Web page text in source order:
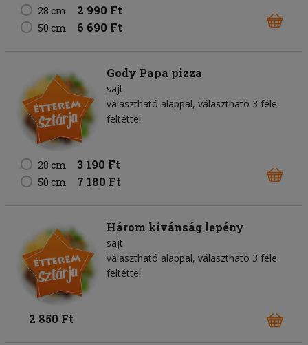
28 cm 2 990 Ft
50 cm 6 690 Ft
Gody Papa pizza
sajt
választható alappal, választható 3 féle
feltéttel
28 cm 3 190 Ft
50 cm 7 180 Ft
Három kívánság lepény
sajt
választható alappal, választható 3 féle
feltéttel
2 850 Ft